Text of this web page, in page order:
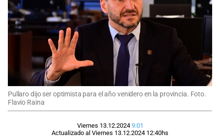
Pullaro dijo ser optimista para el año venidero en la provincia. Foto.
Flavio Raina
Viernes 13.12.2024 9:01
Actualizado al Viernes 13.12.2024 12:40hs